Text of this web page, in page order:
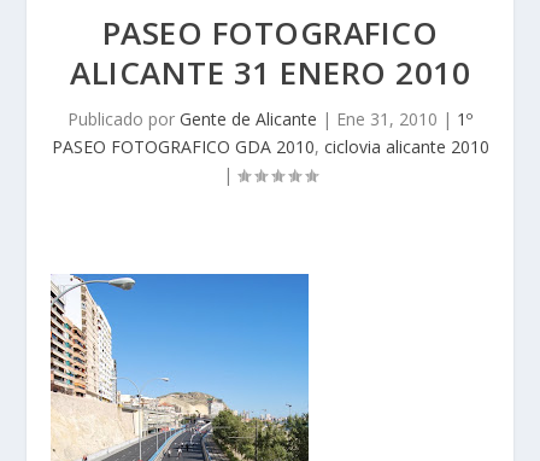
PASEO FOTOGRAFICO
ALICANTE 31 ENERO 2010
Publicado por Gente de Alicante | Ene 31, 2010 | 1º
PASEO FOTOGRAFICO GDA 2010, ciclovia alicante 2010
|